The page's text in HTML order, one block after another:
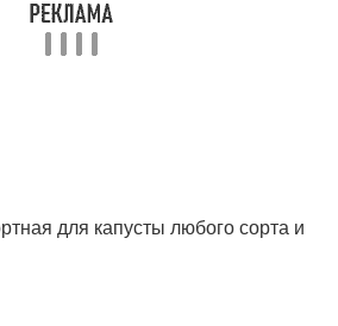
для капусты любого сорта и